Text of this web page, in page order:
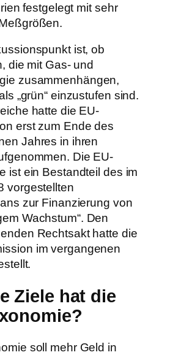
festgelegt mit sehr
ist, ob
die mit Gas- und
zusammenhängen,
„grün“ einzustufen sind.
hatte die EU-
erst zum Ende des
Jahres in ihren
Die EU-
ist ein Bestandteil des im
vorgestellten
zur Finanzierung von
Wachstum“. Den
Rechtsakt hatte die
im vergangenen
Ziele hat die
soll mehr Geld in